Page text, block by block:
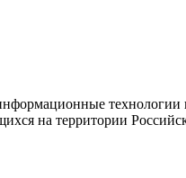
технологии
на территории